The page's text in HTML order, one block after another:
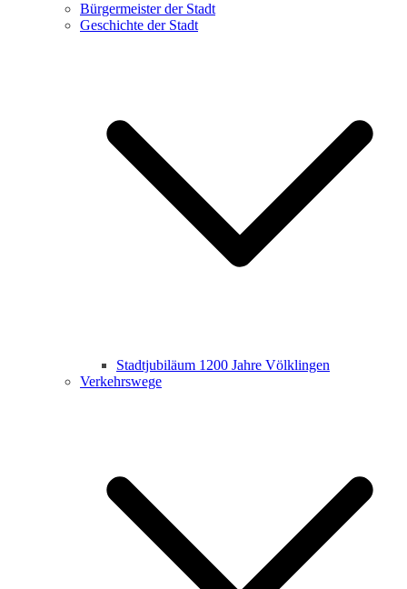
Bürgermeister der Stadt
Geschichte der Stadt
Stadtjubiläum 1200 Jahre Völklingen
Verkehrswege